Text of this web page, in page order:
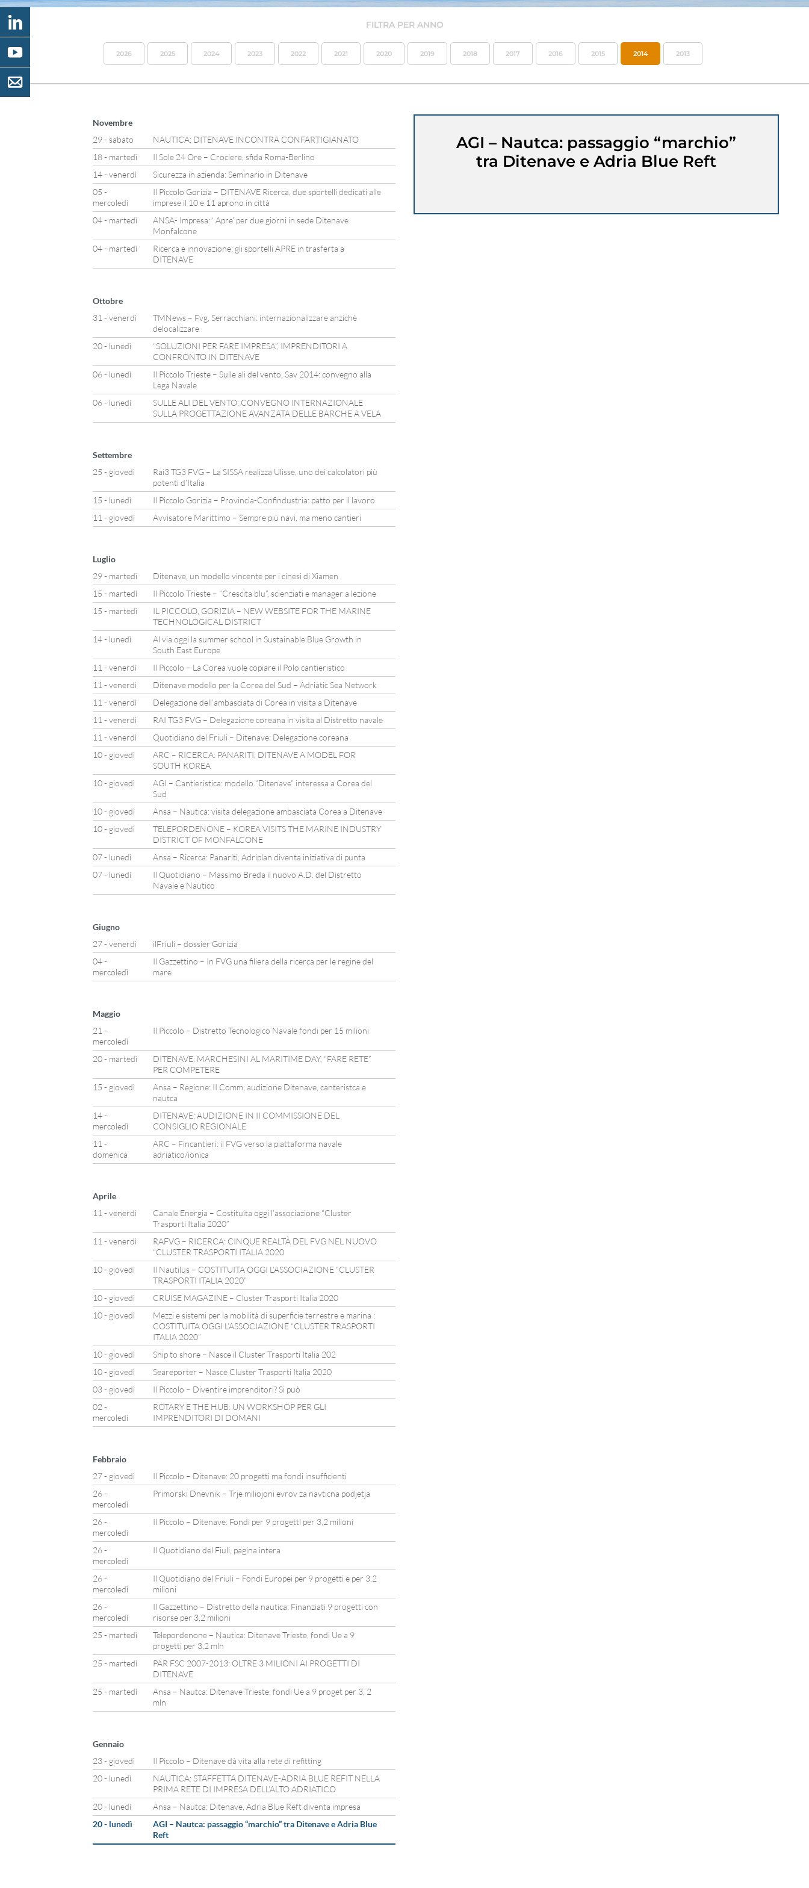
FILTRA PER ANNO
2026 2025 2024 2023 2022 2021 2020 2019 2018 2017 2016 2015 2014 2013
Novembre
29 - sabato
NAUTICA: DITENAVE INCONTRA CONFARTIGIANATO
18 - martedì
Il Sole 24 Ore – Crociere, sfida Roma-Berlino
14 - venerdì
Sicurezza in azienda: Seminario in Ditenave
05 -
mercoledì
Il Piccolo Gorizia – DITENAVE Ricerca, due sportelli dedicati alle
imprese il 10 e 11 aprono in città
04 - martedì
ANSA- Impresa: ‘ Apre’ per due giorni in sede Ditenave
Monfalcone
04 - martedì
Ricerca e innovazione: gli sportelli APRE in trasferta a
DITENAVE
Ottobre
31 - venerdì
TMNews – Fvg, Serracchiani: internazionalizzare anzichè
delocalizzare
20 - lunedì
“SOLUZIONI PER FARE IMPRESA”, IMPRENDITORI A
CONFRONTO IN DITENAVE
06 - lunedì
Il Piccolo Trieste – Sulle ali del vento, Sav 2014: convegno alla
Lega Navale
06 - lunedì
SULLE ALI DEL VENTO: CONVEGNO INTERNAZIONALE
SULLA PROGETTAZIONE AVANZATA DELLE BARCHE A VELA
Settembre
25 - giovedì
Rai3 TG3 FVG – La SISSA realizza Ulisse, uno dei calcolatori più
potenti d’Italia
15 - lunedì
Il Piccolo Gorizia – Provincia-Confindustria: patto per il lavoro
11 - giovedì
Avvisatore Marittimo – Sempre più navi, ma meno cantieri
Luglio
29 - martedì
Ditenave, un modello vincente per i cinesi di Xiamen
15 - martedì
Il Piccolo Trieste – “Crescita blu”, scienziati e manager a lezione
15 - martedì
IL PICCOLO, GORIZIA – NEW WEBSITE FOR THE MARINE
TECHNOLOGICAL DISTRICT
14 - lunedì
Al via oggi la summer school in Sustainable Blue Growth in
South East Europe
11 - venerdì
Il Piccolo – La Corea vuole copiare il Polo cantieristico
11 - venerdì
Ditenave modello per la Corea del Sud – Adriatic Sea Network
11 - venerdì
Delegazione dell’ambasciata di Corea in visita a Ditenave
11 - venerdì
RAI TG3 FVG – Delegazione coreana in visita al Distretto navale
11 - venerdì
Quotidiano del Friuli – Ditenave: Delegazione coreana
10 - giovedì
ARC – RICERCA: PANARITI, DITENAVE A MODEL FOR
SOUTH KOREA
10 - giovedì
AGI – Cantieristica: modello “Ditenave” interessa a Corea del
Sud
10 - giovedì
Ansa – Nautica: visita delegazione ambasciata Corea a Ditenave
10 - giovedì
TELEPORDENONE – KOREA VISITS THE MARINE INDUSTRY
DISTRICT OF MONFALCONE
07 - lunedì
Ansa – Ricerca: Panariti, Adriplan diventa iniziativa di punta
07 - lunedì
Il Quotidiano – Massimo Breda il nuovo A.D. del Distretto
Navale e Nautico
Giugno
27 - venerdì
ilFriuli – dossier Gorizia
04 -
mercoledì
Il Gazzettino – In FVG una filiera della ricerca per le regine del
mare
Maggio
21 -
mercoledì
Il Piccolo – Distretto Tecnologico Navale fondi per 15 milioni
20 - martedì
DITENAVE: MARCHESINI AL MARITIME DAY, “FARE RETE”
PER COMPETERE
15 - giovedì
Ansa – Regione: II Comm, audizione Ditenave, canteristca e
nautca
14 -
mercoledì
DITENAVE: AUDIZIONE IN II COMMISSIONE DEL
CONSIGLIO REGIONALE
11 -
domenica
ARC – Fincantieri: il FVG verso la piattaforma navale
adriatico/ionica
Aprile
11 - venerdì
Canale Energia – Costituita oggi l’associazione “Cluster
Trasporti Italia 2020”
11 - venerdì
RAFVG – RICERCA: CINQUE REALTÀ DEL FVG NEL NUOVO
“CLUSTER TRASPORTI ITALIA 2020
10 - giovedì
Il Nautilus – COSTITUITA OGGI L’ASSOCIAZIONE “CLUSTER
TRASPORTI ITALIA 2020”
10 - giovedì
CRUISE MAGAZINE – Cluster Trasporti Italia 2020
10 - giovedì
Mezzi e sistemi per la mobilità di superficie terrestre e marina :
COSTITUITA OGGI L’ASSOCIAZIONE “CLUSTER TRASPORTI
ITALIA 2020”
10 - giovedì
Ship to shore – Nasce il Cluster Trasporti Italia 202
10 - giovedì
Seareporter – Nasce Cluster Trasporti Italia 2020
03 - giovedì
Il Piccolo – Diventire imprenditori? Si può
02 -
mercoledì
ROTARY E THE HUB: UN WORKSHOP PER GLI
IMPRENDITORI DI DOMANI
Febbraio
27 - giovedì
Il Piccolo – Ditenave: 20 progetti ma fondi insufficienti
26 -
mercoledì
Primorski Dnevnik – Trje miliojoni evrov za navticna podjetja
26 -
mercoledì
Il Piccolo – Ditenave: Fondi per 9 progetti per 3,2 milioni
26 -
mercoledì
Il Quotidiano del Fiuli, pagina intera
26 -
mercoledì
Il Quotidiano del Friuli – Fondi Europei per 9 progetti e per 3,2
milioni
26 -
mercoledì
Il Gazzettino – Distretto della nautica: Finanziati 9 progetti con
risorse per 3,2 milioni
25 - martedì
Telepordenone – Nautica: Ditenave Trieste, fondi Ue a 9
progetti per 3,2 mln
25 - martedì
PAR FSC 2007-2013: OLTRE 3 MILIONI AI PROGETTI DI
DITENAVE
25 - martedì
Ansa – Nautca: Ditenave Trieste, fondi Ue a 9 proget per 3, 2
mln
Gennaio
23 - giovedì
Il Piccolo – Ditenave dà vita alla rete di refitting
20 - lunedì
NAUTICA: STAFFETTA DITENAVE-ADRIA BLUE REFIT NELLA
PRIMA RETE DI IMPRESA DELL’ALTO ADRIATICO
20 - lunedì
Ansa – Nautca: Ditenave, Adria Blue Reft diventa impresa
20 - lunedì
AGI – Nautca: passaggio “marchio” tra Ditenave e Adria Blue
Reft
AGI – Nautca: passaggio “marchio”
tra Ditenave e Adria Blue Reft